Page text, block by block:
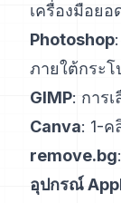
เครื่องมือยอ
Photoshop
ภายใต้กระโ
GIMP: การ
Canva: 1-ค
remove.bg
อุปกรณ์